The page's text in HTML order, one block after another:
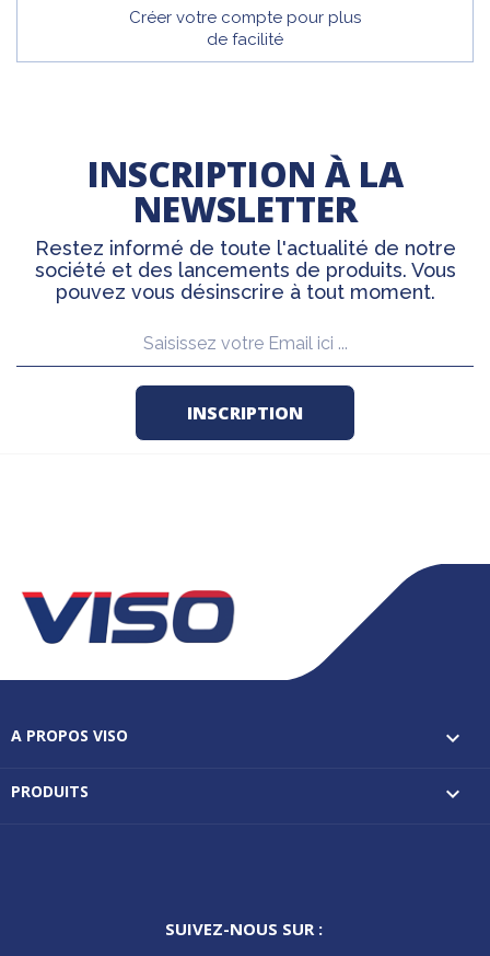
Créer votre compte pour plus
de facilité
INSCRIPTION À LA
NEWSLETTER
Restez informé de toute l'actualité de notre
société et des lancements de produits. Vous
pouvez vous désinscrire à tout moment.
A PROPOS VISO 
PRODUITS 
SUIVEZ-NOUS SUR :